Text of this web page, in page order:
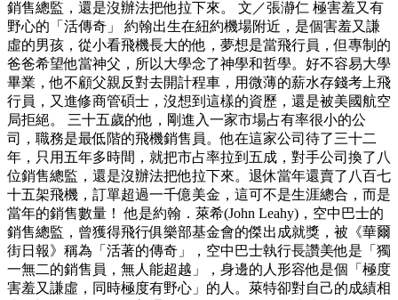
銷售總監，還是沒辦法把他拉下來。 文／張瀞仁 極害羞又有
野心的「活傳奇」 約翰出生在紐約機場附近，是個害羞又謙
虛的男孩，從小看飛機長大的他，夢想是當飛行員，但專制的
爸爸希望他當神父，所以大學念了神學和哲學。好不容易大學
畢業，他不顧父親反對去開計程車，用微薄的薪水存錢考上飛
行員，又進修商管碩士，沒想到這樣的資歷，還是被美國航空
局拒絕。 三十五歲的他，剛進入一家市場占有率很小的公
司，職務是最低階的飛機銷售員。他在這家公司待了三十二
年，只用五年多時間，就把市占率拉到五成，對手公司換了八
位銷售總監，還是沒辦法把他拉下來。退休當年還賣了八百七
十五架飛機，訂單超過一千億美金，這可不是生涯總合，而是
當年的銷售數量！ 他是約翰．萊希(John Leahy)，空中巴士的
銷售總監，曾獲得飛行俱樂部基金會的傑出成就獎，被《華爾
街日報》稱為「活著的傳奇」，空中巴士執行長讚美他是「獨
一無二的銷售員，無人能超越」，身邊的人形容他是個「極度
害羞又謙虛，同時極度有野心」的人。萊特卻對自己的成績相